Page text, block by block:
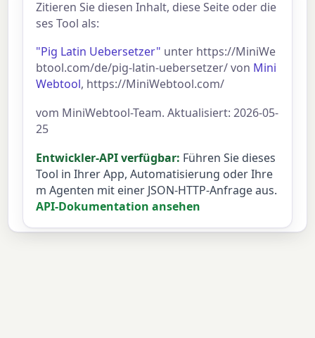
Zitieren Sie diesen Inhalt, diese Seite oder die
ses Tool als:
"Pig Latin Uebersetzer" unter https://MiniWe
btool.com/de/pig-latin-uebersetzer/ von Mini
Webtool, https://MiniWebtool.com/
vom MiniWebtool-Team. Aktualisiert: 2026-05-
25
Entwickler-API verfügbar: Führen Sie dieses
Tool in Ihrer App, Automatisierung oder Ihre
m Agenten mit einer JSON-HTTP-Anfrage aus.
API-Dokumentation ansehen